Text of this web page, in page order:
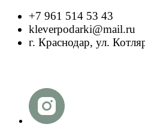
+7 961 514 53 43
kleverpodarki@mail.ru
г. Краснодар, ул.